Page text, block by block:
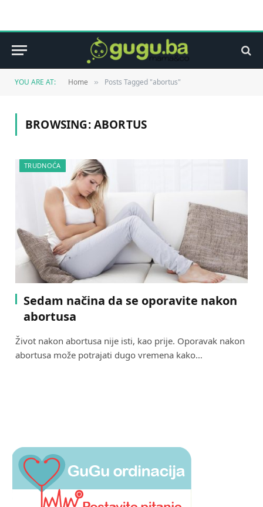
YOU ARE AT: Home » Posts Tagged "abortus"
BROWSING:ABORTUS
TRUDNOĆA
Sedam načina da se oporavite nakon
abortusa
Život nakon abortusa nije isti, kao prije. Oporavak nakon
abortusa može potrajati dugo vremena kako…